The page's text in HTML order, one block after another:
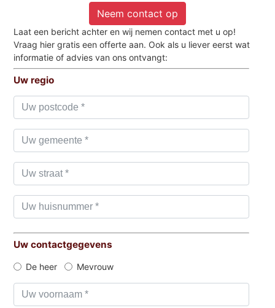
Neem contact op
Laat een bericht achter en wij nemen contact met u op!
Vraag hier gratis een offerte aan. Ook als u liever eerst wat
informatie of advies van ons ontvangt:
Uw regio
Uw contactgegevens
De heer Mevrouw